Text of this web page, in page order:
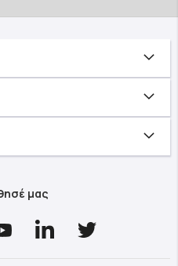
μας